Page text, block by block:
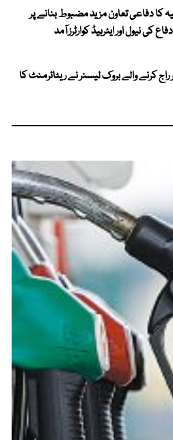
کا دفاعی تعاون مزید مضبوط بنانے پر
کی نیول اور ایئرہیڈ کوارٹرز آمد
راج کرنے والے بروک لیسنر نے ریٹائرمنٹ کا